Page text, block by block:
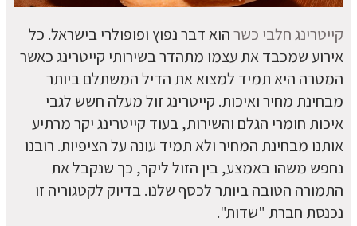
קייטרינג חלבי כשרהוא דבר נפוץ ופופולרי בישראל. כל
אירוע שמכבד את עצמו מתהדר בשירותי קייטרינג כאשר
המטרה היא תמיד למצוא את הדיל המשתלם ביותר
מבחינת מחיר ואיכות. קייטרינג זול מעלה חשש לגבי
איכות חומרי הגלם והשירות, בעוד קייטרינג יקר מרתיע
אותנו מבחינת המחיר ולא תמיד עונה על הציפיות. רובנו
נחפש משהו באמצע, בין הזול ליקר, כך שנקבל את
התמורה הטובה ביותר לכסף שלנו. בדיוק לקטגוריה זו
נכנסת חברת "שדות".